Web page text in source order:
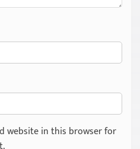
website in this browser for